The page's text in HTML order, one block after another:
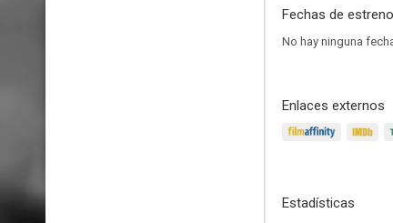
Fechas de
No hay ninguna
Enlaces externos
Estadísticas